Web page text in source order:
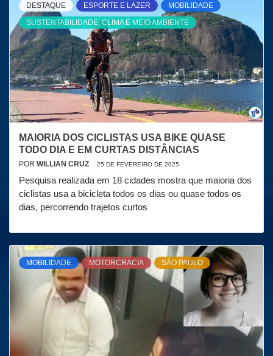
DESTAQUE ESPORTE E LAZER
MOBILIDADE
SUSTENTABILIDADE, CLIMA E MEIO AMBIENTE
MAIORIA DOS CICLISTAS USA BIKE QUASE
TODO DIA E EM CURTAS DISTÂNCIAS
POR WILLIAN CRUZ 25 DE FEVEREIRO DE 2025
Pesquisa realizada em 18 cidades mostra que maioria dos
ciclistas usa a bicicleta todos os dias ou quase todos os
dias, percorrendo trajetos curtos
MOBILIDADE MOTORCRACIA SÃO PAULO